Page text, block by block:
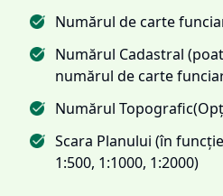
Numărul de carte
Numărul Cadastral
numărul de carte
Numărul
Scara Planului (în
1:500, 1:1000, 1:2000)